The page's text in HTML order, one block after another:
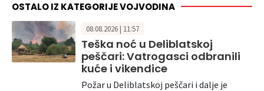
OSTALO IZ KATEGORIJE VOJVODINA
08.08.2026 | 11:57
Teška noć u Deliblatskoj
peščari: Vatrogasci odbranili
kuće i vikendice
Požar u Deliblatskoj peščari i dalje je